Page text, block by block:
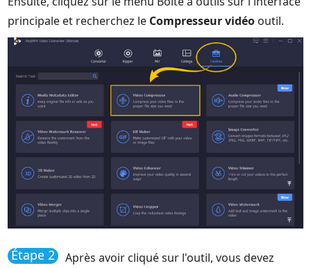
principale et recherchez le Compresseur vidéo outil.
Étape 2
Après avoir cliqué sur l'outil, vous devez